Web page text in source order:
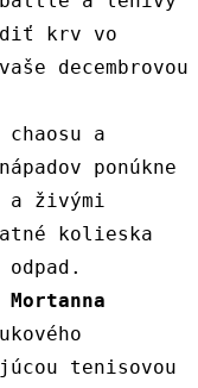
krv
vo
vaše
decembrovou
chaosu
a
nápadov
ponúkne
a
živými
kolieska
odpad .
Mortanna
tenisovou